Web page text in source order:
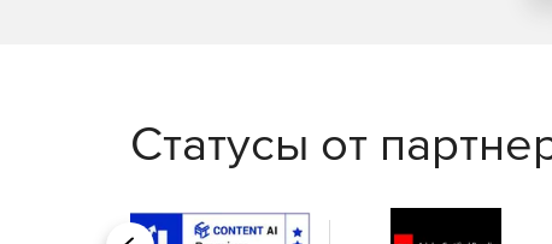
Статусы от